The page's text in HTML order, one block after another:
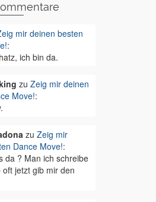
mir deinen besten
:
ich bin da.
zu Zeig mir deinen
Move!:
zu Zeig mir
Dance Move!:
da ? Man ich schreibe
oft jetzt gib mir den